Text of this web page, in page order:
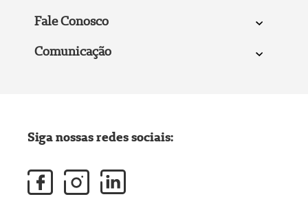
Fale Conosco
Comunicação
Siga nossas redes sociais: